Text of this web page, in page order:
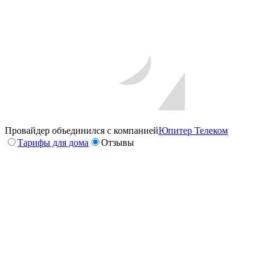
Провайдер объединился с компаниейЮпитер Телеком
Тарифы для дома
Отзывы